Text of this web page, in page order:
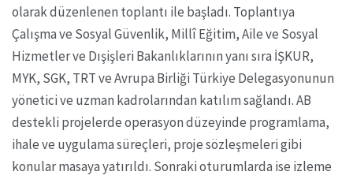
olarak düzenlenen toplantı ile başladı. Toplantıya
Çalışma ve Sosyal Güvenlik, Millî Eğitim, Aile ve Sosyal
Hizmetler ve Dışişleri Bakanlıklarının yanı sıra İŞKUR,
MYK, SGK, TRT ve Avrupa Birliği Türkiye Delegasyonunun
yönetici ve uzman kadrolarından katılım sağlandı. AB
destekli projelerde operasyon düzeyinde programlama,
ihale ve uygulama süreçleri, proje sözleşmeleri gibi
konular masaya yatırıldı. Sonraki oturumlarda ise izleme